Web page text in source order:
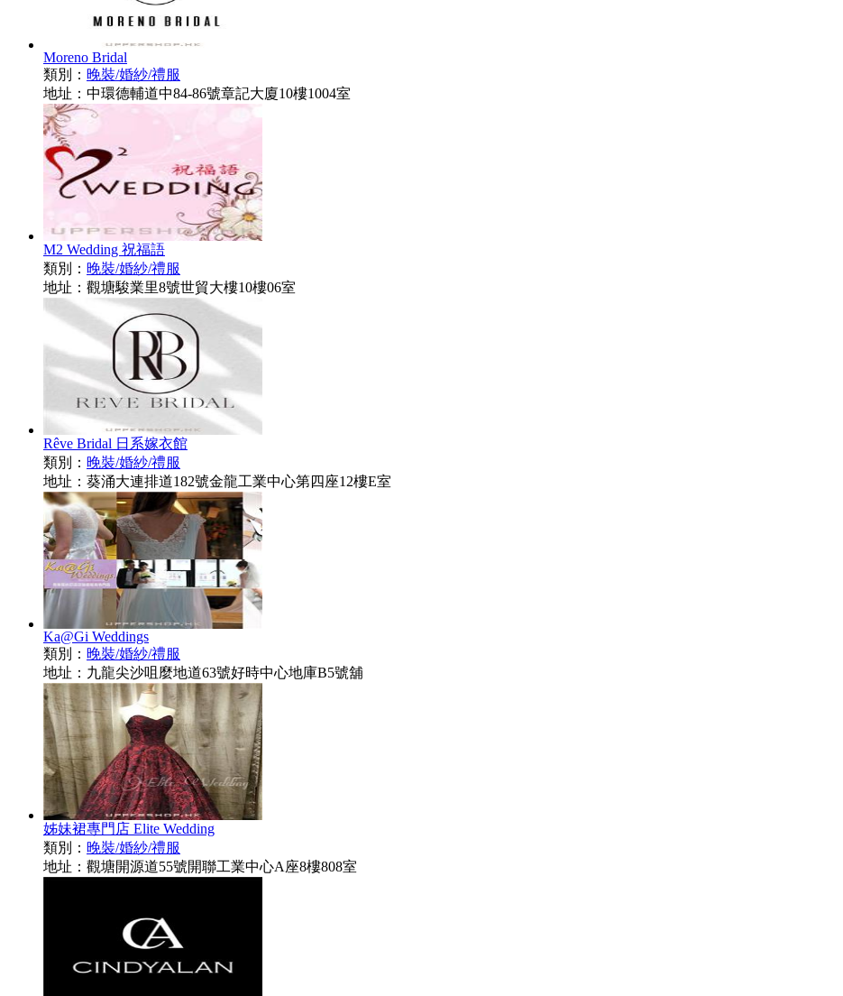
Moreno Bridal
類別： 晚裝/婚紗/禮服
地址：中環德輔道中84-86號章記大廈10樓1004室
M2 Wedding 祝福語
類別： 晚裝/婚紗/禮服
地址：觀塘駿業里8號世貿大樓10樓06室
Rêve Bridal 日系嫁衣館
類別： 晚裝/婚紗/禮服
地址：葵涌大連排道182號金龍工業中心第四座12樓E室
Ka@Gi Weddings
類別： 晚裝/婚紗/禮服
地址：九龍尖沙咀麼地道63號好時中心地庫B5號舖
姊妹裙專門店 Elite Wedding
類別： 晚裝/婚紗/禮服
地址：觀塘開源道55號開聯工業中心A座8樓808室